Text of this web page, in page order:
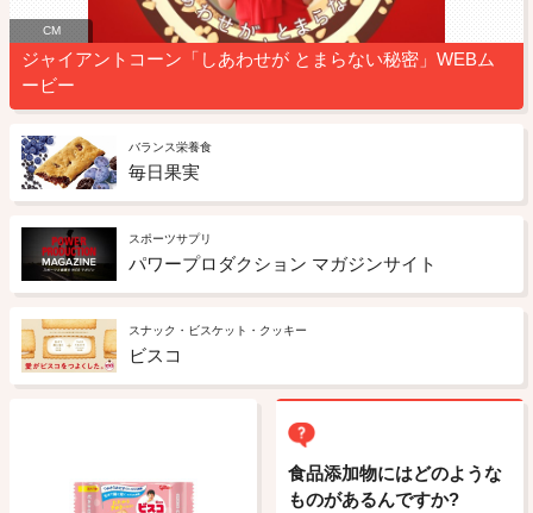
CM
ジャイアントコーン「しあわせが とまらない秘密」WEBム
ービー
バランス栄養食
毎日果実
スポーツサプリ
パワープロダクション マガジンサイト
スナック・ビスケット・クッキー
ビスコ
食品添加物にはどのような
ものがあるんですか?